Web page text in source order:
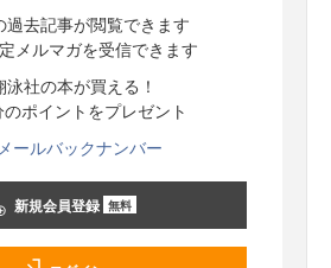
過去記事が閲覧できます
メルマガを受信できます
泳社の本が買える！
ポイントをプレゼント
メールバックナンバー
新規会員登録 無料